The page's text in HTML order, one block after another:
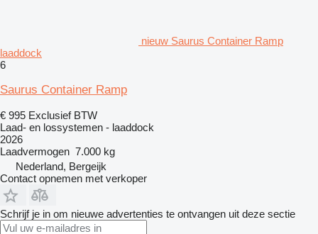
nieuw Saurus Container Ramp
laaddock
6
Saurus Container Ramp
€ 995 Exclusief BTW
Laad- en lossystemen - laaddock
2026
Laadvermogen 7.000 kg
Nederland, Bergeijk
Contact opnemen met verkoper
Schrijf je in om nieuwe advertenties te ontvangen uit deze sectie